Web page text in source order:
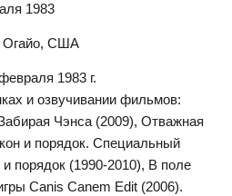
1983
Огайо, США
1983 г.
и озвучивании фильмов:
Чэнса (2009), Отважная
и порядок. Специальный
порядок (1990-2010), В поле
Canis Canem Edit (2006).